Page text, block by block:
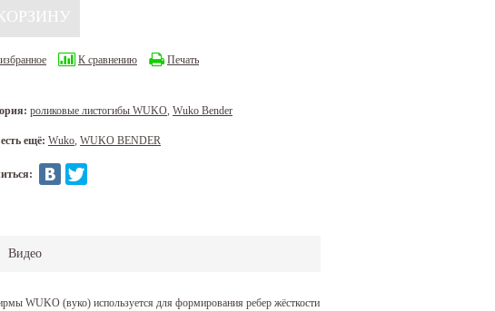
К сравнению Печать
роликовые листогибы WUKO Wuko Bender
ещё: Wuko WUKO BENDER
Видео
WUKO (вуко) используется для формирования ребер жёсткости